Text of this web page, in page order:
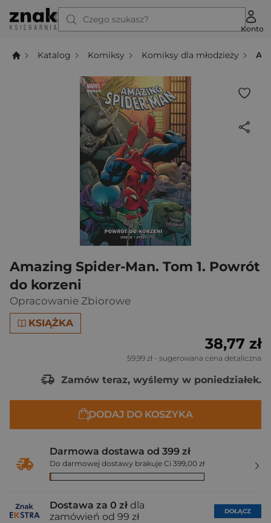
Czego szukasz?
Konto
Katalog Komiksy Komiksy dla młodzieży
Amazing Spider-Man. Tom 1. Powrót
do korzeni
Opracowanie Zbiorowe
KSIĄŻKA
38,77 zł
59,99 zł - sugerowana cena detaliczna
Zamów teraz, wyślemy w poniedziałek.
DODAJ DO KOSZYKA
Darmowa dostawa od 399 zł
Do darmowej dostawy brakuje Ci 399,00 zł
Dostawa za 0 zł dla
zamówień od 99 zł
DOŁĄCZ